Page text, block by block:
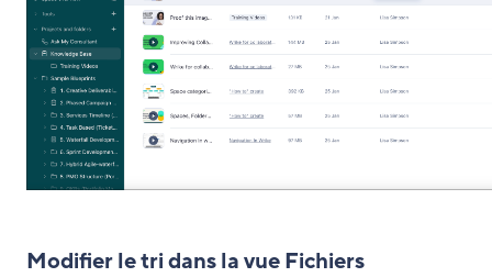
Modifier le tri dans la vue Fichiers